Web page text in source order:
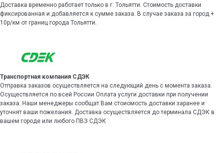
Доставка временно работает только в г. Тольятти. Стоимость доставки
фиксированная и добавляется к сумме заказа. В случае заказа за город +
10р/км от границ города Тольятти.
Транспортная компания СДЭК
Отправка заказов осуществляется на следующий день с момента заказа.
Осуществляется по всей России Оплата услуги доставки при получении
заказа. Наши менеджеры сообщат Вам стоиомость доставки заранее и
уточнят ваши пожелания. Доставка осуществляется до терминала СДЭК в
вашем городе или любого ПВЗ СДЭК